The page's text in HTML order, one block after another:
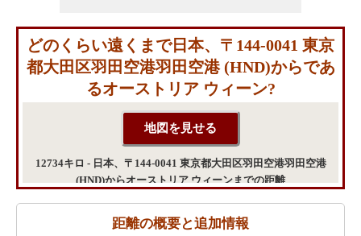
どのくらい遠くまで日本、〒144-0041 東京
都大田区羽田空港羽田空港 (HND)からであ
るオーストリア ウィーン?
12734キロ - 日本、〒144-0041 東京都大田区羽田空港羽田空港
(HND)からオーストリア ウィーンまでの距離
距離の概要と追加情報